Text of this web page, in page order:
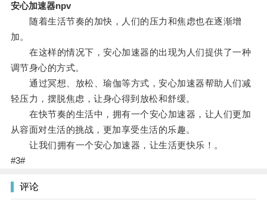
安心加速器npv
随着生活节奏的加快，人们的压力和焦虑也在逐渐增
加。
在这样的情况下，安心加速器的出现为人们提供了一种
调节身心的方式。
通过冥想、放松、瑜伽等方式，安心加速器帮助人们减
轻压力，摆脱焦虑，让身心得到放松和舒缓。
在快节奏的生活中，拥有一个安心加速器，让人们更加
从容面对生活的挑战，更加享受生活的乐趣。
让我们拥有一个安心加速器，让生活更快乐！。
#3#
评论